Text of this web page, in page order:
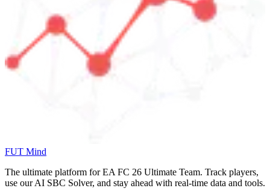
FUT Mind
The ultimate platform for EA FC 26 Ultimate Team. Track players,
use our AI SBC Solver, and stay ahead with real-time data and tools.